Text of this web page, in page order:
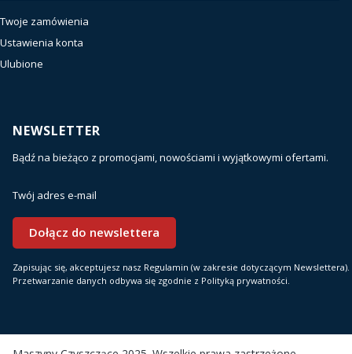
Twoje zamówienia
Ustawienia konta
Ulubione
NEWSLETTER
Bądź na bieżąco z promocjami, nowościami i wyjątkowymi ofertami.
Twój adres e-mail
Dołącz do newslettera
Zapisując się, akceptujesz nasz Regulamin (w zakresie dotyczącym Newslettera).
Przetwarzanie danych odbywa się zgodnie z Polityką prywatności.